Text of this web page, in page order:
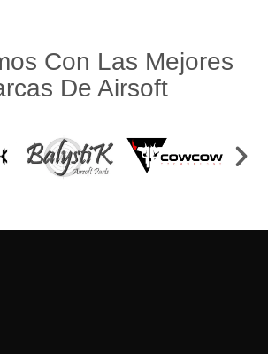
Con Las Mejores
De Airsoft